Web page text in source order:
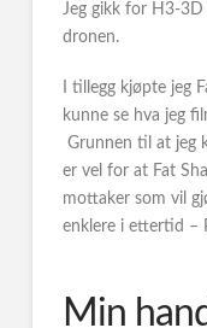
Jeg gikk for H3-
dronen.
I tillegg kjøpte jeg
kunne se hva jeg
Grunnen til at jeg
er vel for at Fat
mottaker som vil
enklere i ettertid –
Min